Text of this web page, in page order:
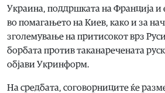
Украина, поддршката на Франција и
во помагањето на Киев, како и за
зголемување на притисокот врз
борбата против таканаречената
објави Укринформ.
На средбата, соговорниците ќе